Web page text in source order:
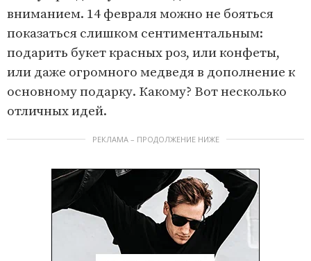
вниманием. 14 февраля можно не бояться
показаться слишком сентиментальным:
подарить букет красных роз, или конфеты,
или даже огромного медведя в дополнение к
основному подарку. Какому? Вот несколько
отличных идей.
РЕКЛАМА – ПРОДОЛЖЕНИЕ НИЖЕ